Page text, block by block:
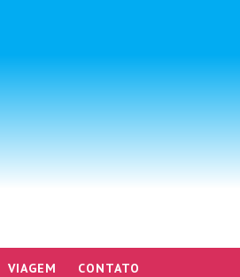
VIAGEM CONTATO